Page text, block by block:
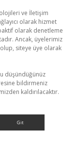
ve İletişim
olarak hizmet
olarak denetleme
Ancak, üyelerimiz
siteye üye olarak
düşündüğünüz
bildirmeniz
kaldırılacaktır.